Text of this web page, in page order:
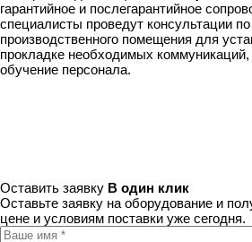
гарантийное и послегарантийное
специалисты проведут консультации
производственного помещения для
прокладке необходимых
обучение персонала.
Оставить заявку В один клик
Оставьте заявку на оборудование и
цене и условиям поставки уже сегодня.
Ваше имя*